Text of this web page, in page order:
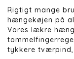
Rigtigt mange
hængekøjen på
Vores lækre
tykkere tværpind,